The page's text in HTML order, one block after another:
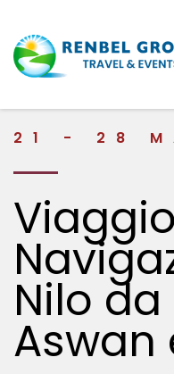
21 - 28
Nilo da
Aswan